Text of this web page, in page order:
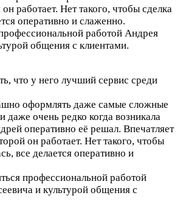
работает. Нет такого, чтобы сделка
оперативно и слаженно.
работой Андрея
общения с клиентами.
что у него лучший сервис среди
оформлять даже самые сложные
даже очень редко когда возникала
оперативно её решал. Впечатляет
он работает. Нет такого, чтобы
все делается оперативно и
профессиональной работой
и культурой общения с